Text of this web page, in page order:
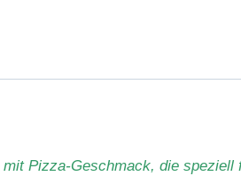
Pizza-Geschmack, die